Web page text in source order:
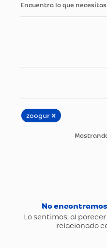
Encuentra lo que necesitas
zoogur ×